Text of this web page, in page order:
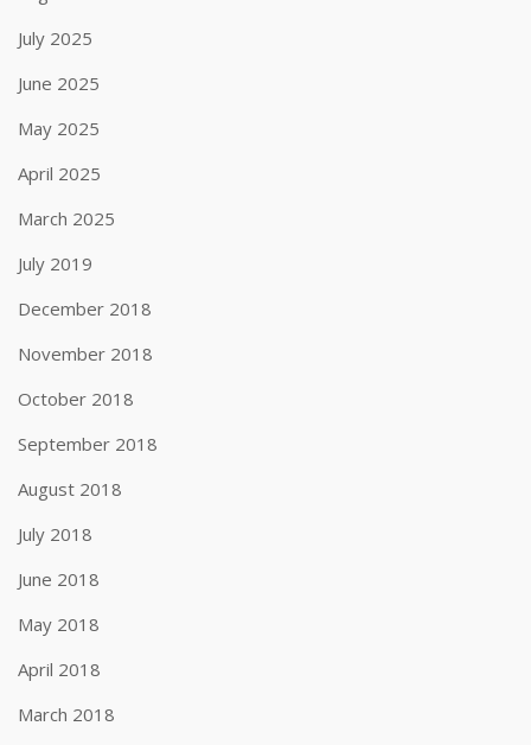
July 2025
June 2025
May 2025
April 2025
March 2025
July 2019
December 2018
November 2018
October 2018
September 2018
August 2018
July 2018
June 2018
May 2018
April 2018
March 2018